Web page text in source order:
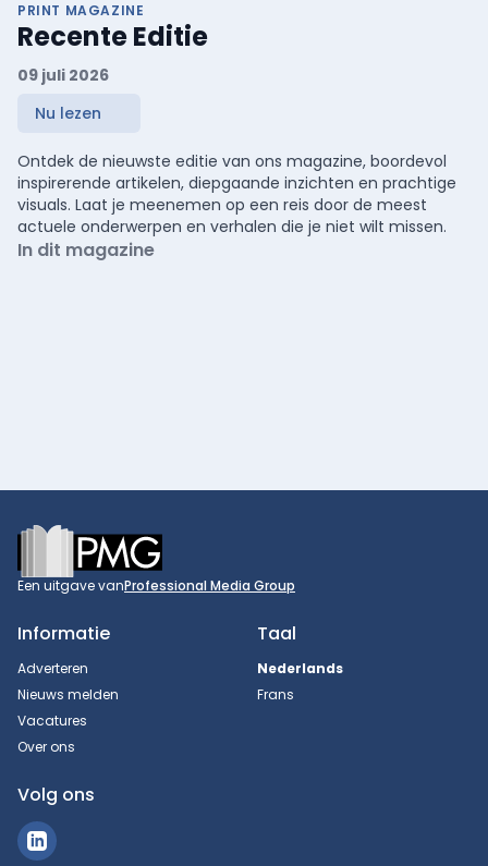
PRINT MAGAZINE
Recente Editie
09 juli 2026
Nu lezen
Ontdek de nieuwste editie van ons magazine, boordevol
inspirerende artikelen, diepgaande inzichten en prachtige
visuals. Laat je meenemen op een reis door de meest
actuele onderwerpen en verhalen die je niet wilt missen.
In dit magazine
Footer
Een uitgave vanProfessional Media Group
Informatie
Adverteren
Nieuws melden
Vacatures
Over ons
Taal
Nederlands
Frans
Volg ons